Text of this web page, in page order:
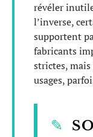
révéler
l’inverse,
supportent
fabricants
strictes,
usages,